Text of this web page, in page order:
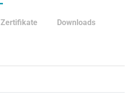
Zertifikate Downloads